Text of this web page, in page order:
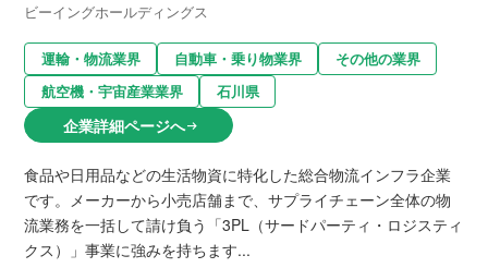
ビーイングホールディングス
運輸・物流業界 自動車・乗り物業界
その他の業界
航空機・宇宙産業業界
石川県
企業詳細ページへarrow_right_alt
食品や日用品などの生活物資に特化した総合物流インフラ企業
です。メーカーから小売店舗まで、サプライチェーン全体の物
流業務を一括して請け負う「3PL（サードパーティ・ロジスティ
クス）」事業に強みを持ちます...